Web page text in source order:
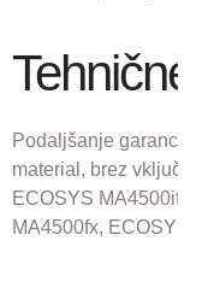
Tehnične
Podaljšanje garancije
material, brez
ECOSYS MA4500ifx,
MA4500fx, ECOSYS